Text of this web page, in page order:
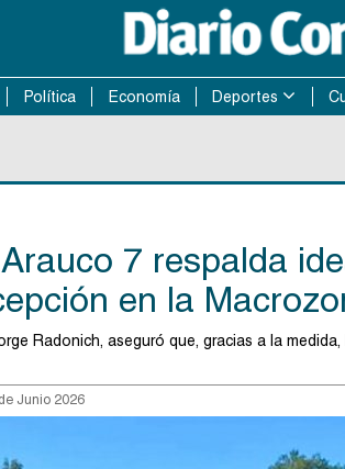
Política Economía Deportes
7 respalda
en la
Radonich, aseguró que, gracias a la
Junio 2026